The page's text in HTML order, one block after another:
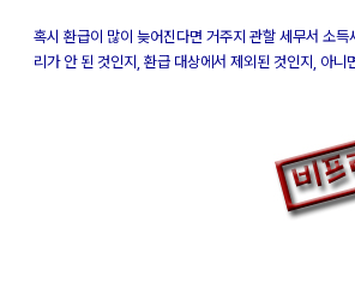
혹시 환급이 많이 늦어진다면 거주지 관할 세무서 소
리가 안 된 것인지, 환급 대상에서 제외된 것인지, 아